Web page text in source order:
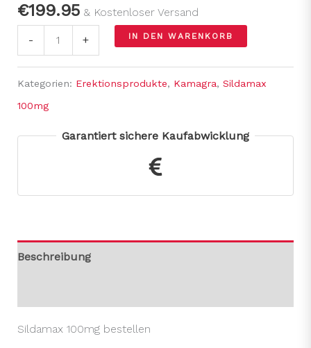
€199.95 & Kostenloser Versand
- + IN DEN WARENKORB
Kategorien: Erektionsprodukte, Kamagra, Sildamax
100mg
Garantiert sichere Kaufabwicklung
Beschreibung
Sildamax 100mg bestellen